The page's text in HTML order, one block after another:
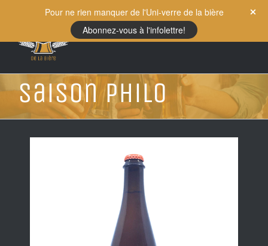
content
Saison Philo
Pour ne rien manquer de l'Uni-verre de la bière
Abonnez-vous à l'infolettre!